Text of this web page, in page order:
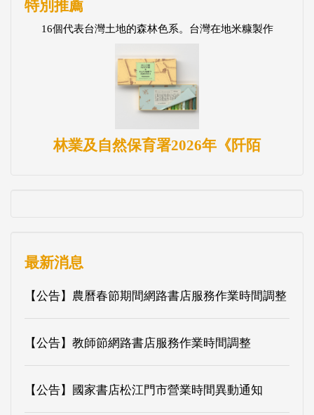
特別推薦
16個代表台灣土地的森林色系。台灣在地米糠製作
林業及自然保育署2026年《阡陌
最新消息
【公告】農曆春節期間網路書店服務作業時間調整
【公告】教師節網路書店服務作業時間調整
【公告】國家書店松江門市營業時間異動通知